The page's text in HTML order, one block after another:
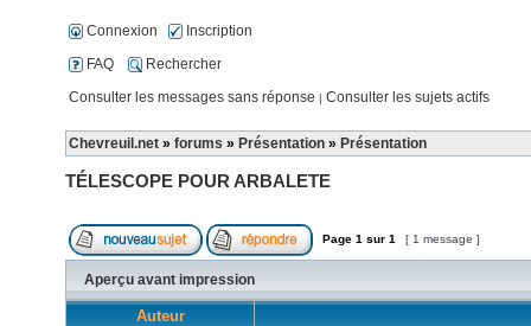
Connexion
Inscription
FAQ
Rechercher
Consulter les messages sans réponse | Consulter les sujets actifs
Chevreuil.net » forums » Présentation » Présentation
TÉLESCOPE POUR ARBALETE
Page 1 sur 1 [ 1 message ]
Aperçu avant impression
Auteur